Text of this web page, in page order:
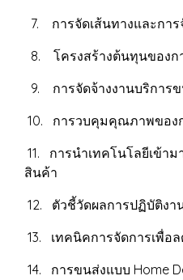
7. การจัดเส้นทางและกา
8. โครงสร้างต้นทุนของก
9. การจัดจ้างงานบริการ
10. การวบคุมคุณภาพของ
11. การนำเทคโนโลยีเข้า
สินค้า
12. ตัวชี้วัดผลการปฏิบัติงา
13. เทคนิคการจัดการเพื่อ
14. การขนส่งแบบ Home